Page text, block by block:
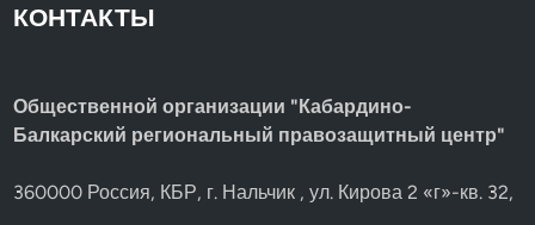
КОНТАКТЫ
Общественной организации "Кабардино-
Балкарский региональный правозащитный центр"
360000 Россия, КБР, г. Нальчик , ул. Кирова 2 «г»-кв. 32,